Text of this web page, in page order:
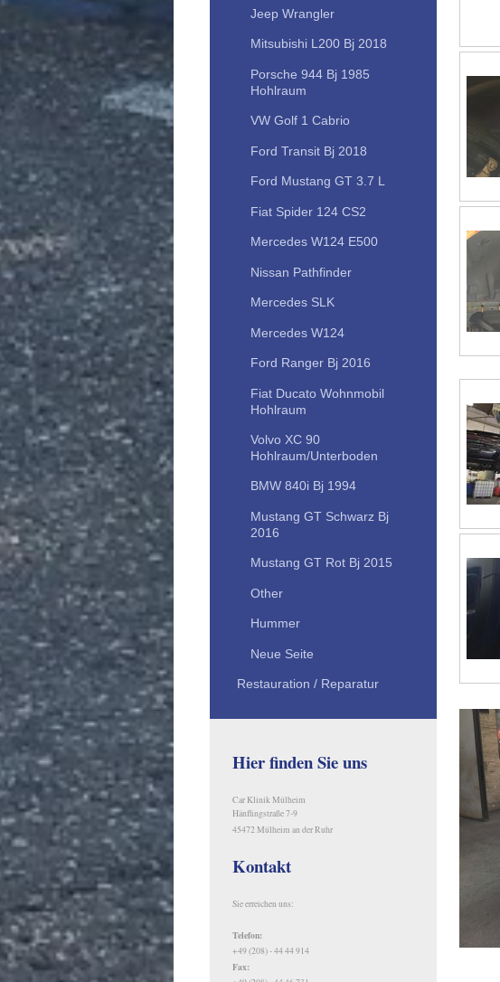
Jeep Wrangler
Mitsubishi L200 Bj 2018
Porsche 944 Bj 1985
Hohlraum
VW Golf 1 Cabrio
Ford Transit Bj 2018
Ford Mustang GT 3.7 L
Fiat Spider 124 CS2
Mercedes W124 E500
Nissan Pathfinder
Mercedes SLK
Mercedes W124
Ford Ranger Bj 2016
Fiat Ducato Wohnmobil
Hohlraum
Volvo XC 90
Hohlraum/Unterboden
BMW 840i Bj 1994
Mustang GT Schwarz Bj
2016
Mustang GT Rot Bj 2015
Other
Hummer
Neue Seite
Restauration / Reparatur
Hier finden Sie uns
Car Klinik Mülheim
Hänflingstraße 7-9
45472 Mülheim an der Ruhr
Kontakt
Sie erreichen uns:
Telefon:
+49 (208) - 44 44 914
Fax: